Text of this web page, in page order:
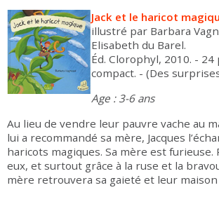
Jack et le haricot
illustré par Barbara
Elisabeth du Barel.
Éd. Clorophyl, 2010. - 24
compact. - (Des
Age : 3-6 ans
Au lieu de vendre leur pauvre vache au
lui a recommandé sa mère, Jacques
haricots magiques. Sa mère est furieuse.
eux, et surtout grâce à la ruse et la
mère retrouvera sa gaieté et leur